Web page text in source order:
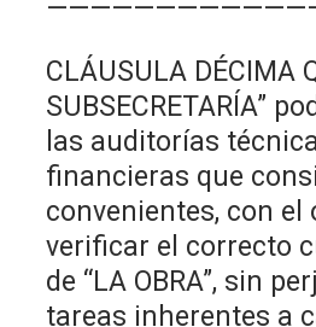
CLÁUSULA DÉCIMA
SUBSECRETARÍA”
las auditorías
financieras que
convenientes, con el
verificar el correcto
de “LA OBRA”, sin
tareas inherentes a